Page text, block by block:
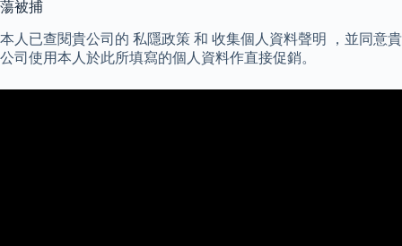
蕩被捕
本人已查閱貴公司的 私隱政策 和 收集個人資料聲明 ，並同意貴
公司使用本人於此所填寫的個人資料作直接促銷。